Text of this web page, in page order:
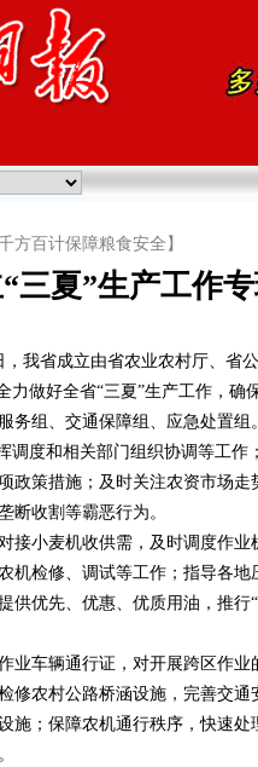
千方百计保障粮食安全】
三夏”生产工作
，我省成立由省农业农村厅、省
力做好全省“三夏”生产工作，确
务组、交通保障组、应急处置组。
度和相关部门组织协调等工作
政策措施；及时关注农资市场走
断收割等霸恶行为。
小麦机收供需，及时调度作业
机检修、调试等工作；指导各地
供优先、优惠、优质用油，推行“
车辆通行证，对开展跨区作业
修农村公路桥涵设施，完善交通
施；保障农机通行秩序，快速处